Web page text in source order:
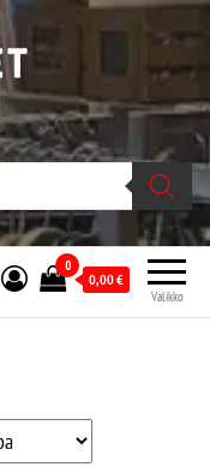
kivijalassa
Market on vaihtoehtomusaan
erikoistunut verkko- sekä
Helsingissä Kallion
sydämessä.
Valikko
0
0,00€